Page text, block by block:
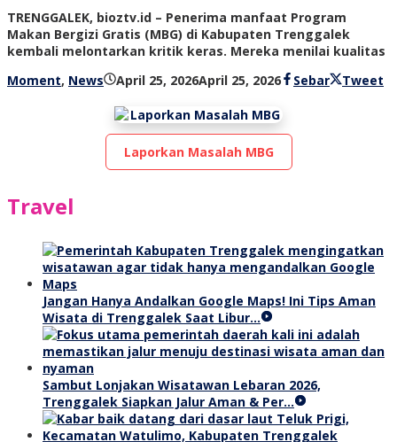
TRENGGALEK, bioztv.id – Penerima manfaat Program
Makan Bergizi Gratis (MBG) di Kabupaten Trenggalek
kembali melontarkan kritik keras. Mereka menilai kualitas
Moment, News April 25, 2026April 25, 2026oleh
tv
Sebar Tweet
Laporkan Masalah MBG
Travel
Jangan Hanya Andalkan Google Maps! Ini Tips Aman
Wisata di Trenggalek Saat Libur…
Sambut Lonjakan Wisatawan Lebaran 2026,
Trenggalek Siapkan Jalur Aman & Per…